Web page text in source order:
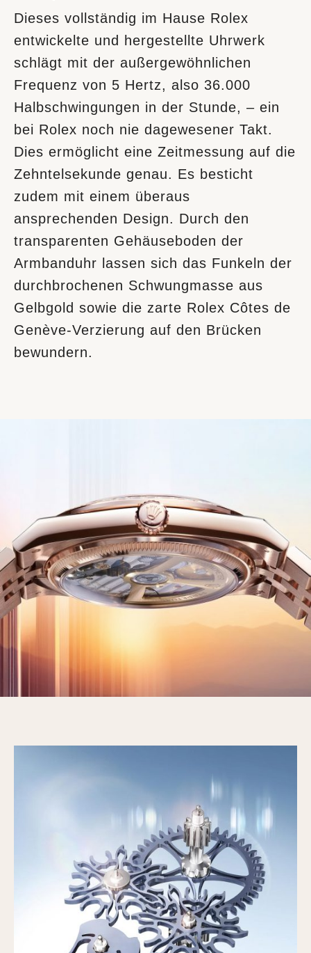
Dieses vollständig im Hause Rolex
entwickelte und hergestellte Uhrwerk
schlägt mit der außergewöhnlichen
Frequenz von 5 Hertz, also 36.000
Halbschwingungen in der Stunde, – ein
bei Rolex noch nie dagewesener Takt.
Dies ermöglicht eine Zeitmessung auf die
Zehntelsekunde genau. Es besticht
zudem mit einem überaus
ansprechenden Design. Durch den
transparenten Gehäuseboden der
Armbanduhr lassen sich das Funkeln der
durchbrochenen Schwungmasse aus
Gelbgold sowie die zarte Rolex Côtes de
Genève-Verzierung auf den Brücken
bewundern.